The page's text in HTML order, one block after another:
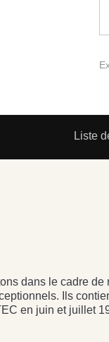
Liste
dans le cadre de
Ils
en juin et juillet